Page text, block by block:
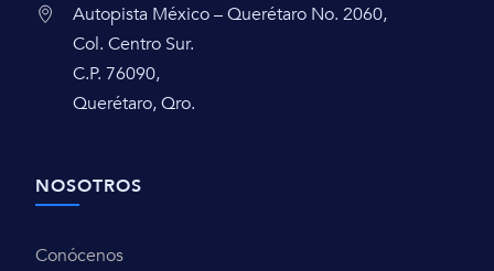
Autopista México – Querétaro No. 2060,
Col. Centro Sur.
C.P. 76090,
Querétaro, Qro.
NOSOTROS
Conócenos